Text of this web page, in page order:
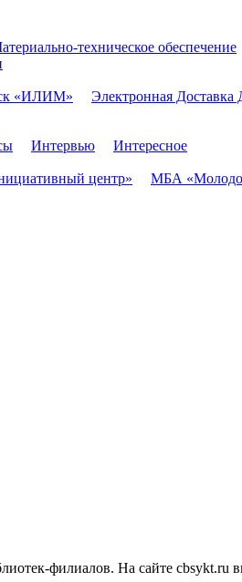
техническое обеспечение
«ИЛИМ» Электронная Доставка
Интервью
Интересное
центр» МБА
филиалов. На сайте cbsykt.ru